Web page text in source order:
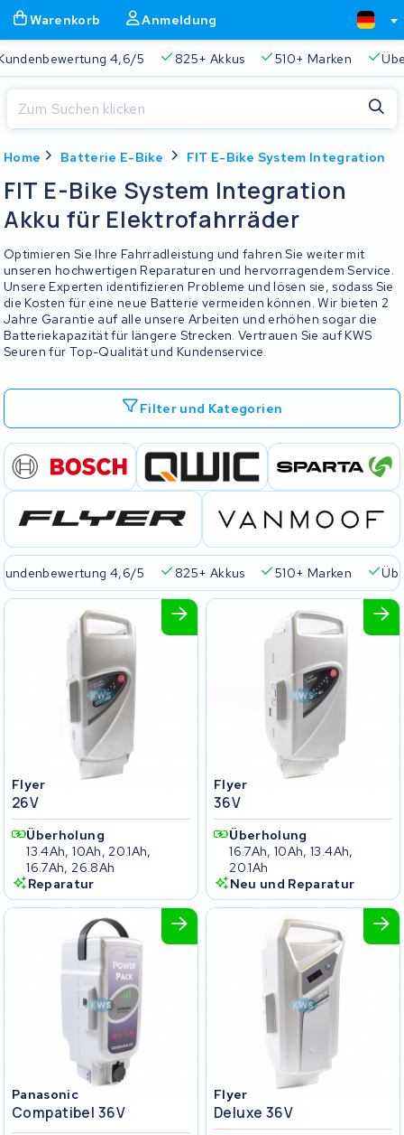
Warenkorb Anmeldung
4,6/5 825+ Akkus 510+ Marken
Home Batterie E-Bike FIT E-Bike System Integration
FIT E-Bike System Integration
Akku für Elektrofahrräder
Optimieren Sie Ihre Fahrradleistung und fahren Sie weiter mit
unseren hochwertigen Reparaturen und hervorragendem Service.
Unsere Experten identifizieren Probleme und lösen sie, sodass Sie
die Kosten für eine neue Batterie vermeiden können. Wir bieten 2
Jahre Garantie auf alle unsere Arbeiten und erhöhen sogar die
Batteriekapazität für längere Strecken. Vertrauen Sie auf KWS
Seuren für Top-Qualität und Kundenservice.
Filter und Kategorien
4,6/5 825+ Akkus 510+ Marken
Flyer
26V
Überholung
13.4Ah, 10Ah, 20.1Ah,
16.7Ah, 26.8Ah
Reparatur
Flyer
36V
Überholung
16.7Ah, 10Ah, 13.4Ah,
20.1Ah
Neu und Reparatur
Panasonic
Compatibel 36V
Flyer
Deluxe 36V
Schließen
Ihr Warenkorb ist leer.
Immer eine passende Lösung 2 Jahre Garantie
Schließen
Beginnen Sie mit der Eingabe in der Suchleiste, um zu suchen